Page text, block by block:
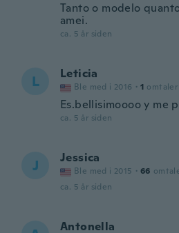
Tanto o modelo
amei.
ca. 5 år siden
L Leticia
Ble med i 2016 · 1 omtaler
Es.bellisimoooo y me
ca. 5 år siden
J Jessica
Ble med i 2015 · 66
ca. 5 år siden
Antonella